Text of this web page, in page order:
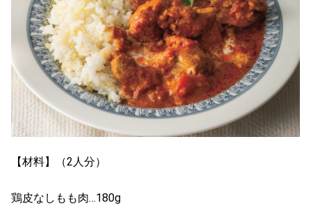
【材料】（2人分）
鶏皮なしもも肉…180g